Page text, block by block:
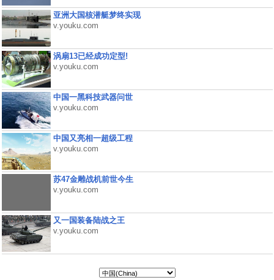
亚洲大国核潜艇梦终实现
v.youku.com
涡扇13已经成功定型!
v.youku.com
中国一黑科技武器问世
v.youku.com
中国又亮相一超级工程
v.youku.com
苏47金雕战机前世今生
v.youku.com
又一国装备陆战之王
v.youku.com